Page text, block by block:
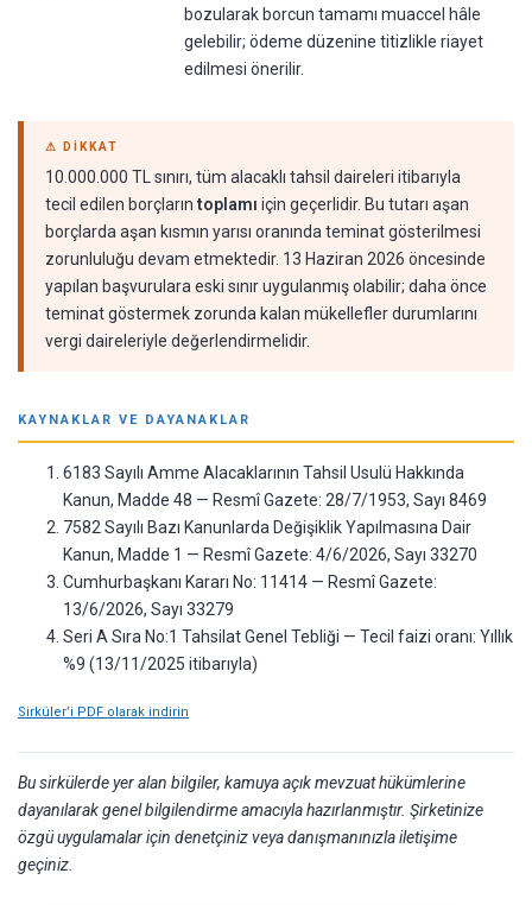
bozularak borcun tamamı muaccel hâle
gelebilir; ödeme düzenine titizlikle riayet
edilmesi önerilir.
⚠ DIKKAT
10.000.000 TL sınırı, tüm alacaklı tahsil daireleri itibarıyla
tecil edilen borçlarıntoplamı için geçerlidir. Bu tutarı aşan
borçlarda aşan kısmın yarısı oranında teminat gösterilmesi
zorunluluğu devam etmektedir. 13 Haziran 2026 öncesinde
yapılan başvurulara eski sınır uygulanmış olabilir; daha önce
teminat göstermek zorunda kalan mükellefler durumlarını
vergi daireleriyle değerlendirmelidir.
KAYNAKLAR VE DAYANAKLAR
6183 Sayılı Amme Alacaklarının Tahsil Usulü Hakkında
Kanun, Madde 48 — Resmî Gazete: 28/7/1953, Sayı 8469
7582 Sayılı Bazı Kanunlarda Değişiklik Yapılmasına Dair
Kanun, Madde 1 — Resmî Gazete: 4/6/2026, Sayı 33270
Cumhurbaşkanı Kararı No: 11414 — Resmî Gazete:
13/6/2026, Sayı 33279
Seri A Sıra No:1 Tahsilat Genel Tebliği — Tecil faizi oranı: Yıllık
%9 (13/11/2025 itibarıyla)
Sirküler’i PDF olarak indirin
Bu sirkülerde yer alan bilgiler, kamuya açık mevzuat hükümlerine
dayanılarak genel bilgilendirme amacıyla hazırlanmıştır. Şirketinize
özgü uygulamalar için denetçiniz veya danışmanınızla iletişime
geçiniz.